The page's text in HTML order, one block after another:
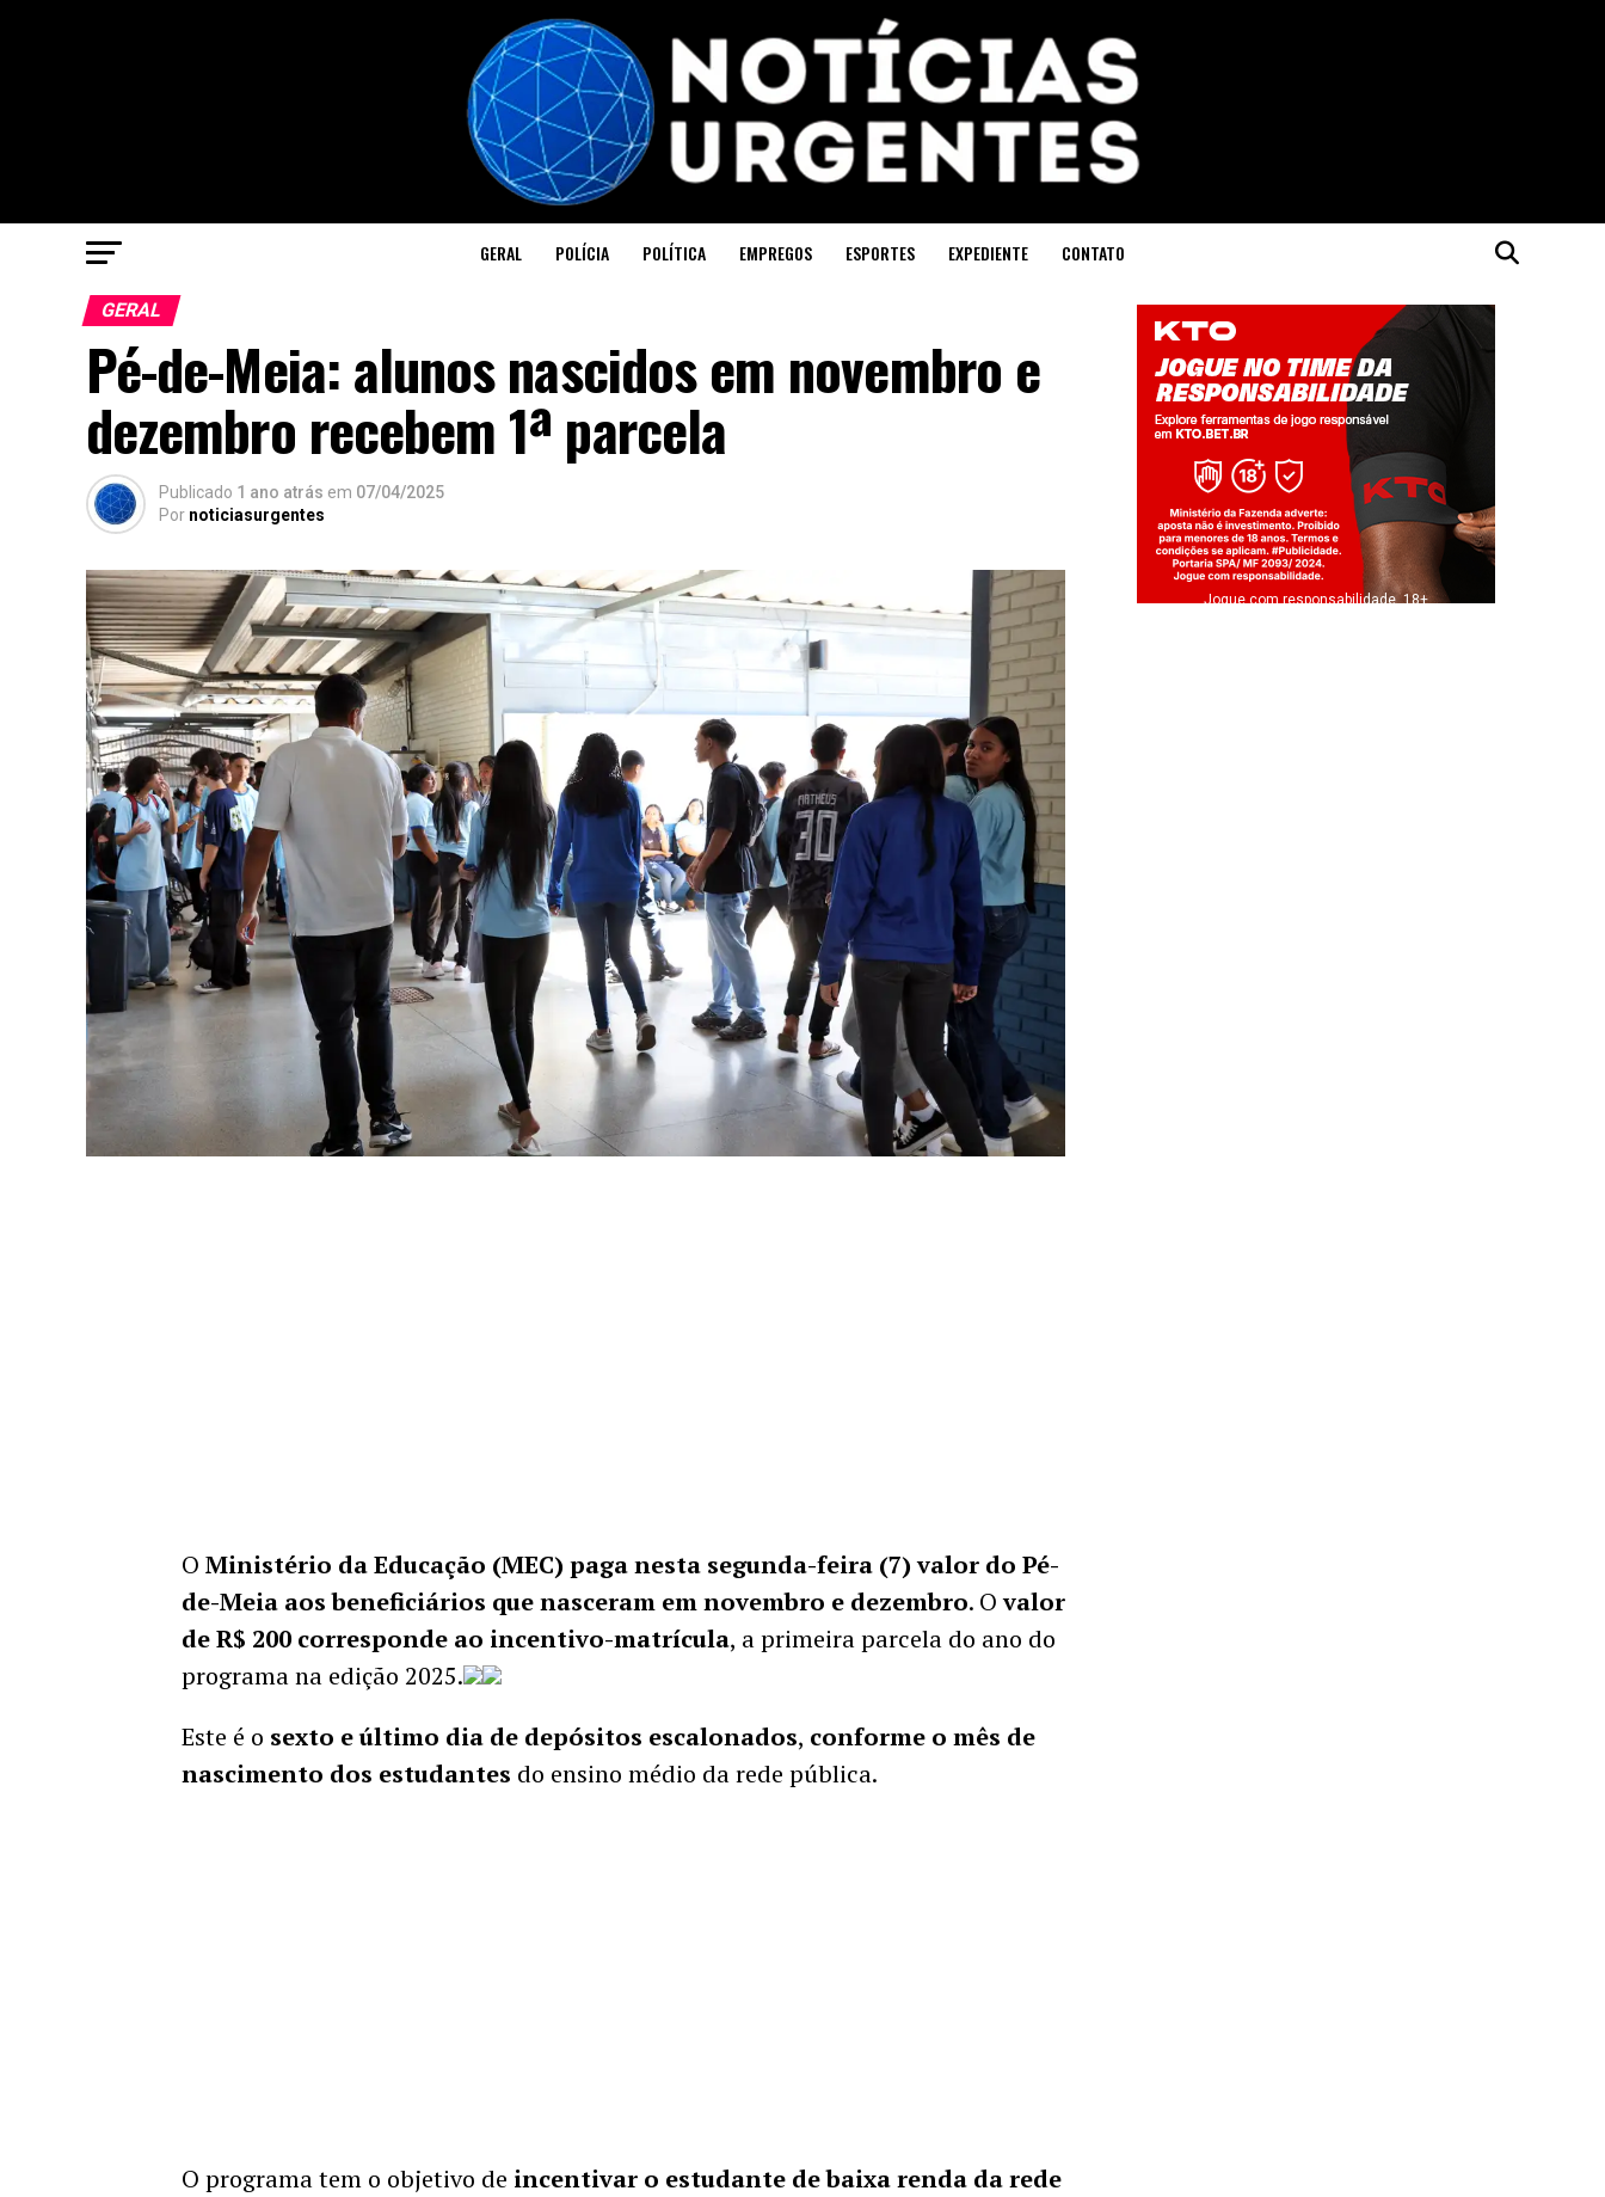
GERAL POLÍCIA POLÍTICA EMPREGOS ESPORTES EXPEDIENTE CONTATO
GERAL
Pé-de-Meia: alunos nascidos em novembro e
dezembro recebem 1ª parcela
Publicado 1 ano atrás em 07/04/2025
Por noticiasurgentes
O Ministério da Educação (MEC) paga nesta segunda-feira (7) valor do Pé-
de-Meia aos beneficiários que nasceram em novembro e dezembro. Ovalor
de R$ 200 corresponde ao incentivo-matrícula, a primeira parcela do ano do
programa na edição 2025.
Este é o sexto e último dia de depósitos escalonados, conforme o mês de
nascimento dos estudantes do ensino médio da rede pública.
O programa tem o objetivo de incentivar o estudante de baixa renda da rede
Jogue com responsabilidade. 18+